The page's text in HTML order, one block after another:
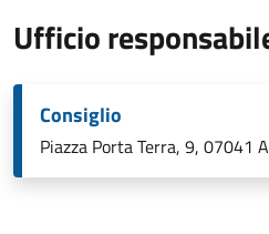
Ufficio
Consiglio
Piazza Porta Terra, 9, 07041